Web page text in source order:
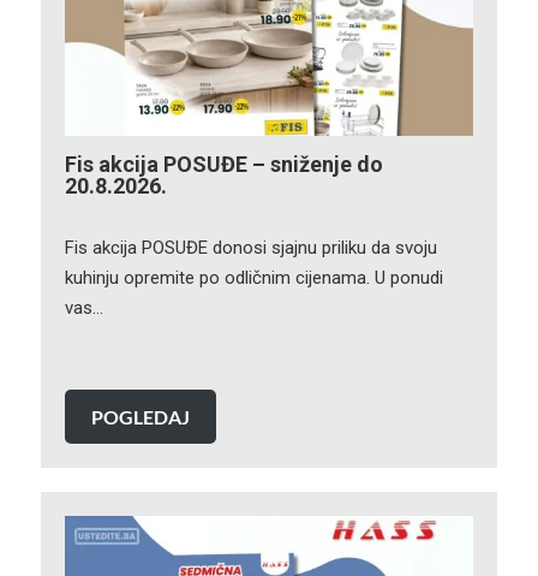
Fis akcija POSUĐE – sniženje do
20.8.2026.
Fis akcija POSUĐE donosi sjajnu priliku da svoju
kuhinju opremite po odličnim cijenama. U ponudi
vas…
POGLEDAJ